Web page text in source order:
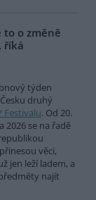
to o změně
říká
týden
druhý
Festivalu. Od 20.
2026 se na řadě
věci,
jen leží ladem, a
najít